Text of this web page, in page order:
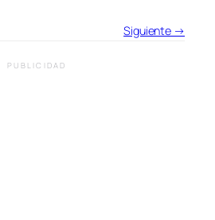
Siguiente →
PUBLICIDAD